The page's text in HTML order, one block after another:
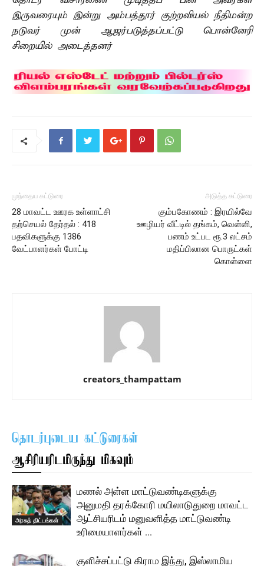
இருவரையும் இன்று அம்பத்தூர் குற்றவியல் நீதிமன்ற
நடுவர் முன் ஆஜர்படுத்தப்பட்டு பொன்னேரி
சிறையில் அடைத்தனர்
முந்தைய கட்டுரை
28 மாவட்ட ஊரக உள்ளாட்சி
தற்செயல் தேர்தல் : 418
பதவிகளுக்கு 1386
வேட்பாளர்கள் போட்டி
அடுத்த கட்டுரை
கும்பகோணம் : இரயில்வே
ஊழியர் வீட்டில் தங்கம், வெள்ளி,
பணம் உட்பட ரூ.3 லட்சம்
மதிப்பிலான பொருட்கள்
கொள்ளை
creators_thampattam
தொடர்புடைய கட்டுரைகள்
ஆசிரியரிடமிருந்து மிகவும்
அரசுத் திட்டங்கள்
மணல் அள்ள மாட்டுவண்டிகளுக்கு
அனுமதி தரக்கோரி மயிலாடுதுறை மாவட்ட
ஆட்சியரிடம் மனுவளித்த மாட்டுவண்டி
உரிமையாளர்கள் …
குளிச்சப்பட்டு கிராம இந்து, இஸ்லாமிய